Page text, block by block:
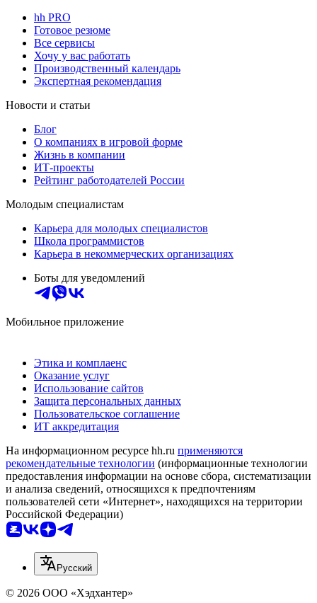
hh PRO
Готовое резюме
Все сервисы
Хочу у вас работать
Производственный календарь
Экспертная рекомендация
Новости и статьи
Блог
О компаниях в игровой форме
Жизнь в компании
ИТ-проекты
Рейтинг работодателей России
Молодым специалистам
Карьера для молодых специалистов
Школа программистов
Карьера в некоммерческих организациях
Боты для уведомлений
Мобильное приложение
Этика и комплаенс
Оказание услуг
Использование сайтов
Защита персональных данных
Пользовательское соглашение
ИТ аккредитация
На информационном ресурсе hh.ru применяются
рекомендательные технологии (информационные технологии
предоставления информации на основе сбора, систематизации
и анализа сведений, относящихся к предпочтениям
пользователей сети «Интернет», находящихся на территории
Российской Федерации)
Русский
© 2026 ООО «Хэдхантер»